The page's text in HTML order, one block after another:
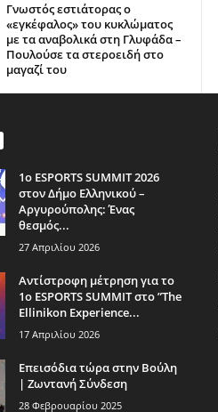
Γνωστός εστιάτορας ο
«εγκέφαλος» του κυκλώματος
με τα αναβολικά στη Γλυφάδα –
Πουλούσε τα στεροειδή στο
μαγαζί του
1ο ESPORTS SUMMIT 2026
στον Δήμο Ελληνικού –
Αργυρούπολης: Ένας
θεσμός...
27 Απριλίου 2026
Αντίστροφη μέτρηση για το
1ο ESPORTS SUMMIT στο ”The
Ellinikon Experience...
17 Απριλίου 2026
Επεισόδια τώρα στην Βούλη
| Ζωντανή Σύνδεση
28 Φεβρουαρίου 2025